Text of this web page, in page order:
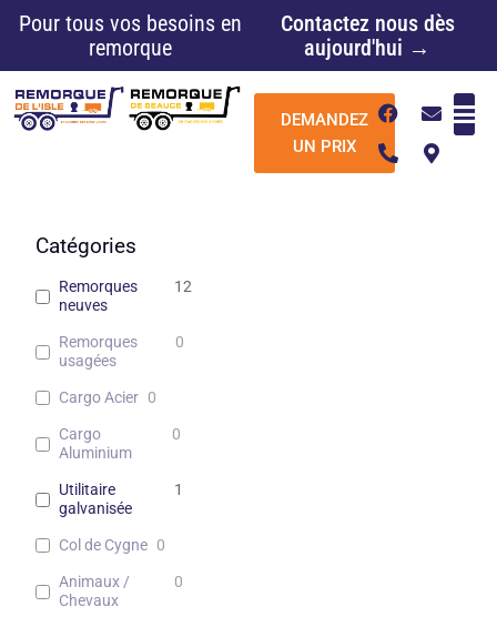
Pour tous vos besoins en
remorque
Contactez nous dès
aujourd'hui →
DEMANDEZ
UN PRIX
F
a
e
E
n
v
e
P
h
n
M
a
p
-
Catégories
Remorques
neuves
12
Remorques
usagées
0
Cargo Acier 0
Cargo
Aluminium
0
Utilitaire
galvanisée
1
Col de Cygne 0
Animaux /
Chevaux
0